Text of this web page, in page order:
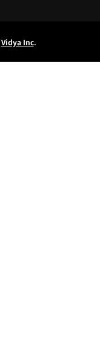
Vidya Inc.